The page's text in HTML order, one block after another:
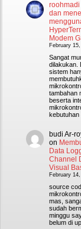
roohmadi
dan
Modem
February
Sangat
dilakukan.
sistem
tambahan
beserta
kebutuhan
budi Ar-
on
Data
Channel
Visual
February
source
mas,
sudah
minggu
belum di